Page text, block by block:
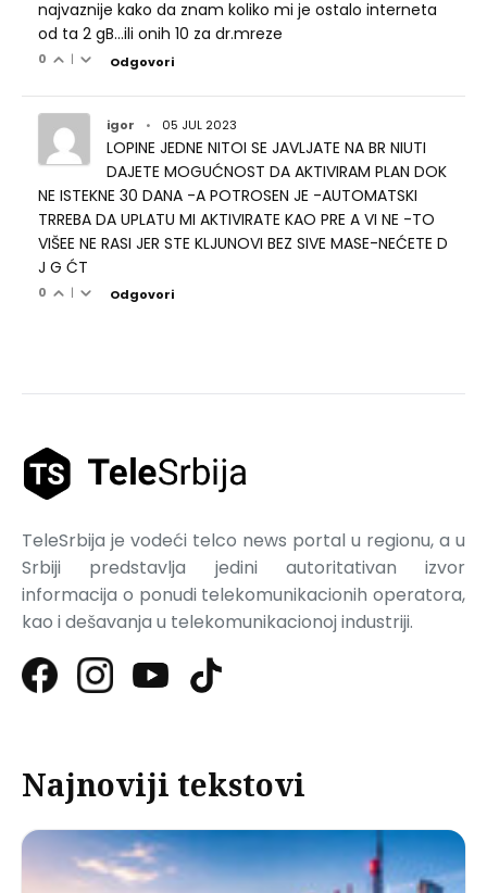
najvaznije kako da znam koliko mi je ostalo interneta
od ta 2 gB...ili onih 10 za dr.mreze
0 | Odgovori
igor • 05 JUL 2023
LOPINE JEDNE NITOI SE JAVLJATE NA BR NIUTI
DAJETE MOGUĆNOST DA AKTIVIRAM PLAN DOK
NE ISTEKNE 30 DANA -A POTROSEN JE -AUTOMATSKI
TRREBA DA UPLATU MI AKTIVIRATE KAO PRE A VI NE -TO
VIŠEE NE RASI JER STE KLJUNOVI BEZ SIVE MASE-NEĆETE D
J G ĆT
0 | Odgovori
TeleSrbija je vodeći telco news portal u regionu, a u
Srbiji predstavlja jedini autoritativan izvor
informacija o ponudi telekomunikacionih operatora,
kao i dešavanja u telekomunikacionoj industriji.
Najnoviji tekstovi